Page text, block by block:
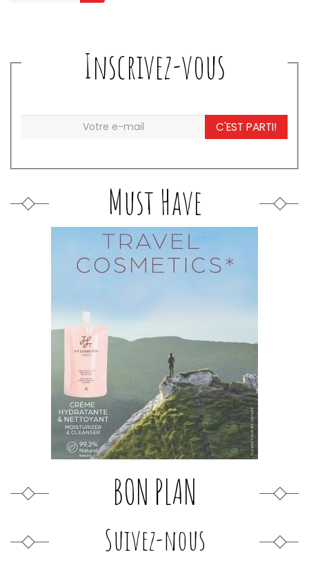
Inscrivez-vous
C'EST PARTI!
Must Have
BON PLAN
Suivez-nous